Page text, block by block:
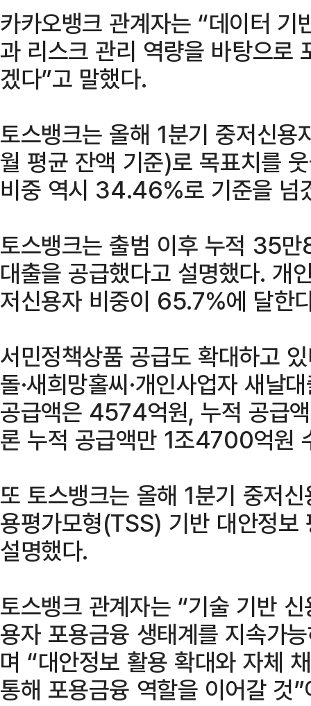
카카오뱅크 관계자는 “데이터 기
과 리스크 관리 역량을 바탕으로
겠다”고 말했다.
토스뱅크는 올해 1분기 중저신
월 평균 잔액 기준)로 목표치를
비중 역시 34.46%로 기준을 넘
토스뱅크는 출범 이후 누적 35
대출을 공급했다고 설명했다. 개
저신용자 비중이 65.7%에 달한
서민정책상품 공급도 확대하고
돌·새희망홀씨·개인사업자 새날
공급액은 4574억원, 누적 공급
론 누적 공급액만 1조4700억원
또 토스뱅크는 올해 1분기 중저
용평가모형(TSS) 기반 대안정보
설명했다.
토스뱅크 관계자는 “기술 기반
용자 포용금융 생태계를 지속가
며 “대안정보 활용 확대와 자체
통해 포용금융 역할을 이어갈 것